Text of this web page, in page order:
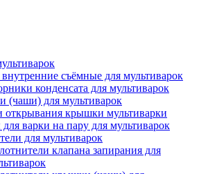
съёмные для мультиварок
конденсата для мультиварок
(чаши) для мультиварок
крышки мультиварки
варки на пару для мультиварок
для мультиварок
клапана запирания для